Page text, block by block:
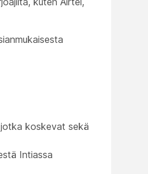
jotka koskevat sekä
Intiassa